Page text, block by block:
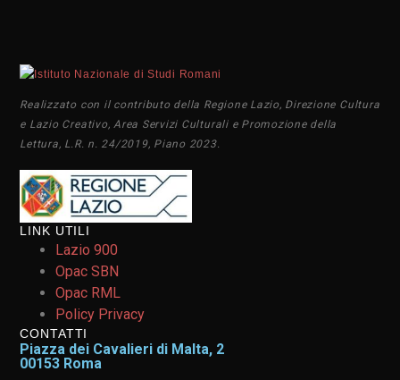
Realizzato con il contributo della Regione Lazio, Direzione Cultura
e Lazio Creativo, Area Servizi Culturali e Promozione della
Lettura, L.R. n. 24/2019, Piano 2023.
LINK UTILI
Lazio 900
Opac SBN
Opac RML
Policy Privacy
CONTATTI
Piazza dei Cavalieri di Malta, 2
00153 Roma